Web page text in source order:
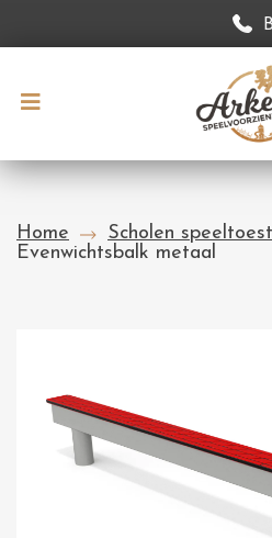
Home
Scholen
Evenwichtsbalk metaal